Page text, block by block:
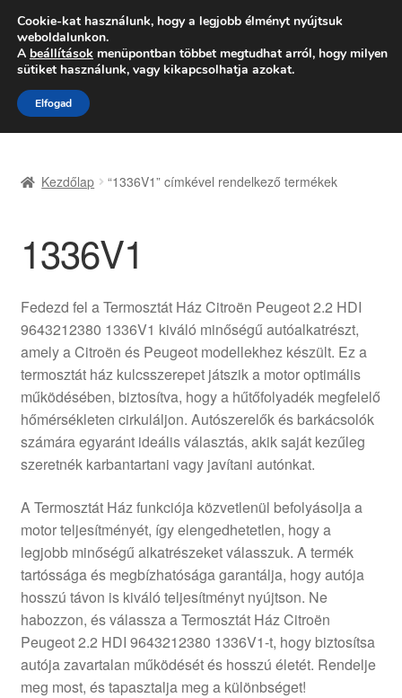
SZÁLLÍTÁS 2618 Ft-tól
Hétfő-Péntek 9:00–16:0006 80 088 054
Ugrás
a
navigációhoz
Kilépés
a
tartalomba
Adatvédelmi irányelvek
Felhasználási feltételek
Kifizetések
Panasz
Panaszkezelési szabályzat
Rólunk
Saját fiókom
Szállítás
Szállítás világszerte
Kezdőlap “1336V1” címkével rendelkező termékek
1336V1
Fedezd fel a Termosztát Ház Citroën Peugeot 2.2 HDI
9643212380 1336V1 kiváló minőségű autóalkatrészt,
amely a Citroën és Peugeot modellekhez készült. Ez a
termosztát ház kulcsszerepet játszik a motor optimális
működésében, biztosítva, hogy a hűtőfolyadék megfelelő
hőmérsékleten cirkuláljon. Autószerelők és barkácsolók
számára egyaránt ideális választás, akik saját kezűleg
szeretnék karbantartani vagy javítani autónkat.
A Termosztát Ház funkciója közvetlenül befolyásolja a
motor teljesítményét, így elengedhetetlen, hogy a
legjobb minőségű alkatrészeket válasszuk. A termék
tartóssága és megbízhatósága garantálja, hogy autója
hosszú távon is kiváló teljesítményt nyújtson. Ne
habozzon, és válassza a Termosztát Ház Citroën
Peugeot 2.2 HDI 9643212380 1336V1-t, hogy biztosítsa
autója zavartalan működését és hosszú életét. Rendelje
meg most, és tapasztalja meg a különbséget!
Cookie-kat használunk, hogy a legjobb élményt nyújtsuk
weboldalunkon.
A beállítások menüpontban többet megtudhat arról, hogy milyen
sütiket használunk, vagy kikapcsolhatja azokat.
Elfogad